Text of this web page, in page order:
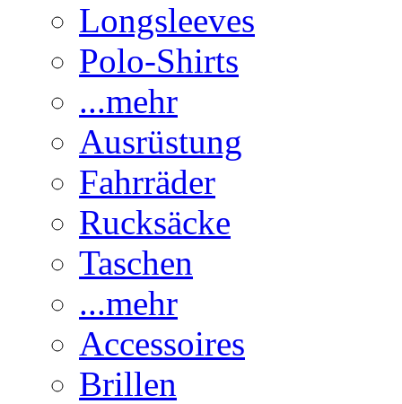
Longsleeves
Polo-Shirts
...mehr
Ausrüstung
Fahrräder
Rucksäcke
Taschen
...mehr
Accessoires
Brillen